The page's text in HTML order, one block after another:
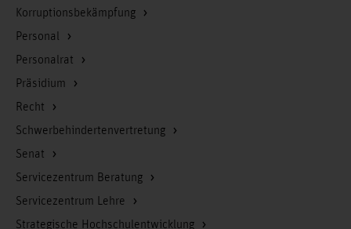
Korruptionsbekämpfung
Personal
Personalrat
Präsidium
Recht
Schwerbehindertenvertretung
Senat
Servicezentrum Beratung
Servicezentrum Lehre
Strategische Hochschulentwicklung